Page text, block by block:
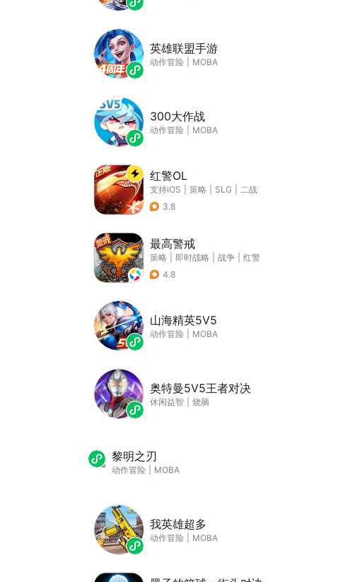
英雄联盟手游
动作冒险 MOBA
300大作战
动作冒险 MOBA
红警OL
支持iOS 策略 SLG
二战
3.8
最高警戒
策略 即时战略 战争
红警
4.8
山海精英5V5
动作冒险 MOBA
奥特曼5V5王者对决
休闲益智 烧脑
黎明之刃
动作冒险 MOBA
我英雄超多
动作冒险 MOBA